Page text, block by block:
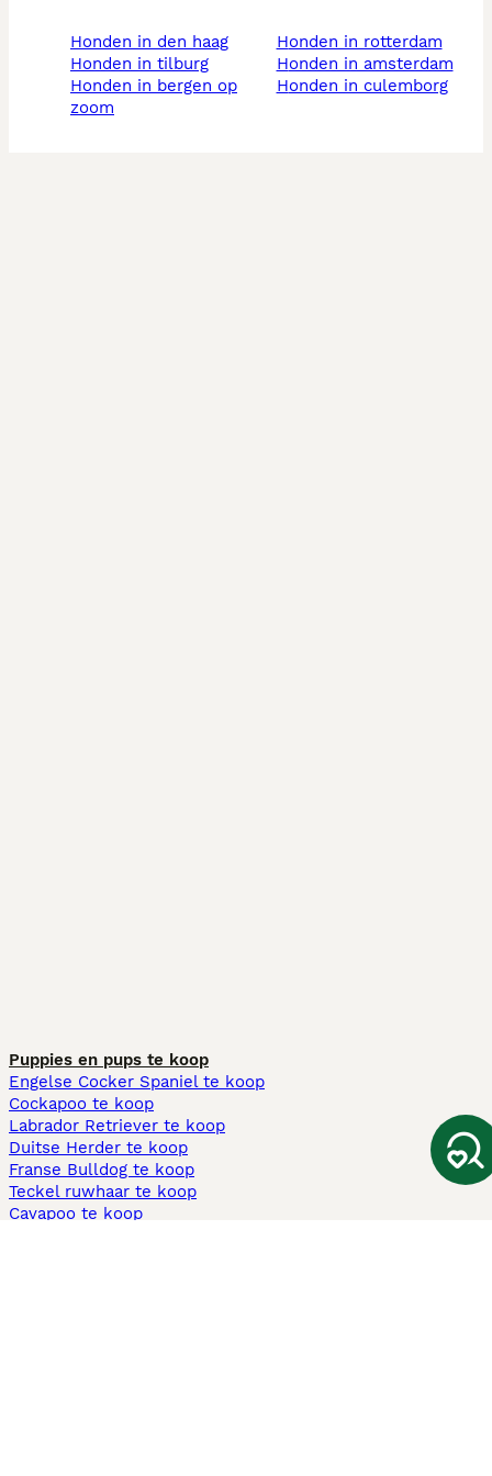
honden in den haag
honden in tilburg
honden in bergen op
zoom
honden in rotterdam
honden in amsterdam
honden in culemborg
Puppies en pups te koop
Engelse Cocker Spaniel te koop
Cockapoo te koop
Labrador Retriever te koop
Duitse Herder te koop
Franse Bulldog te koop
Teckel ruwhaar te koop
Cavapoo te koop